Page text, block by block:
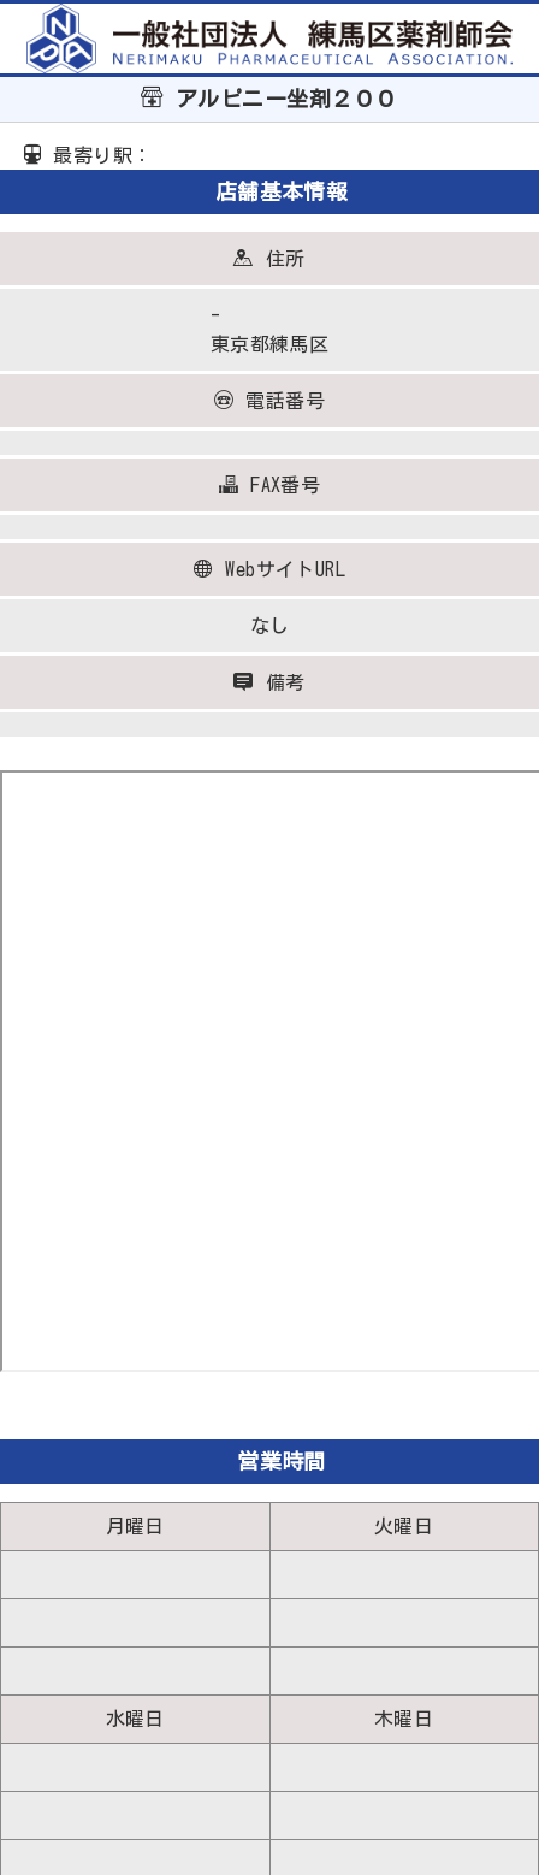
アルピニー坐剤２００
最寄り駅：
店舗基本情報
住所
-
東京都練馬区
電話番号
FAX番号
WebサイトURL
なし
備考
営業時間
月曜日 火曜日
水曜日 木曜日